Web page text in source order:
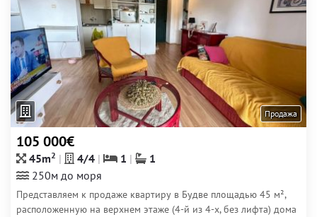
Продажа
105 000€
45m2 4/4 1
1
250м до моря
Представляем к продаже квартиру в Будве площадью 45 м²,
расположенную на верхнем этаже (4-й из 4-х, без лифта) дома